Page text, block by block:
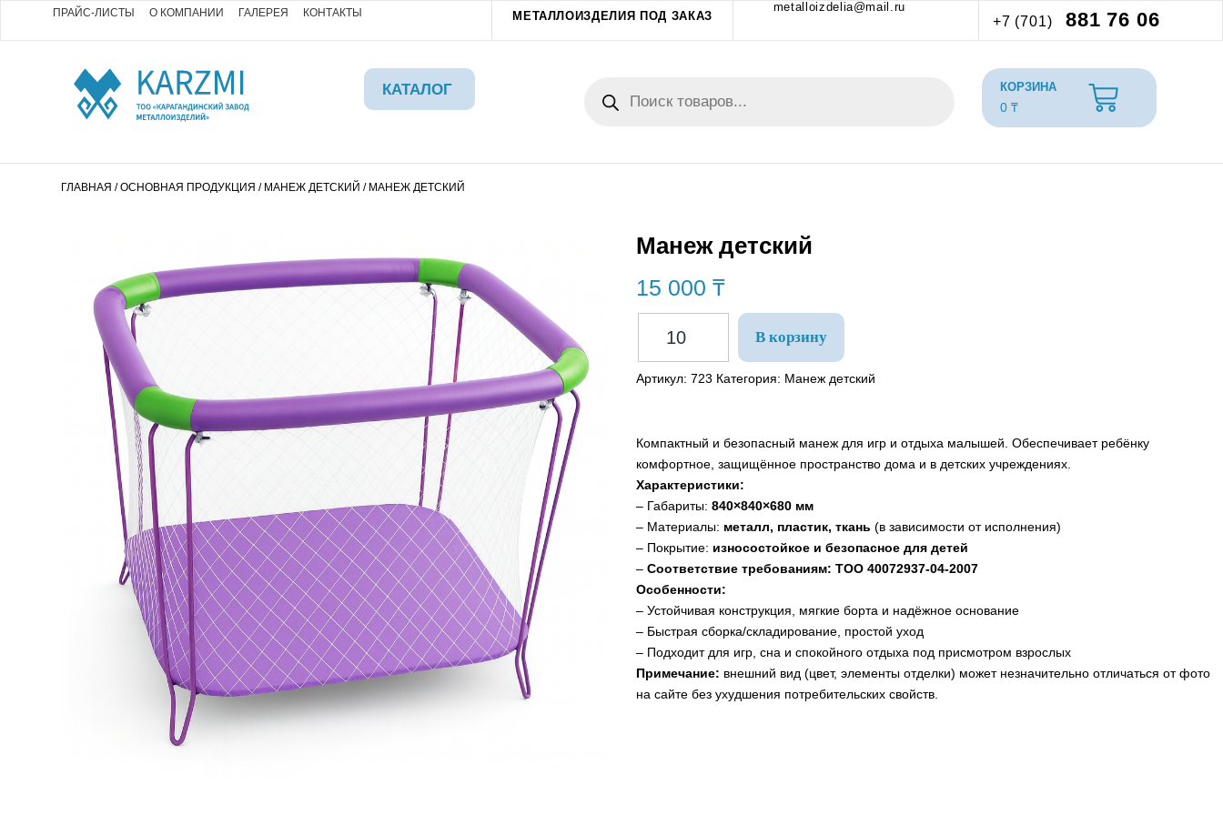
ПРАЙС-ЛИСТЫ О КОМПАНИИ ГАЛЕРЕЯ КОНТАКТЫ МЕТАЛЛОИЗДЕЛИЯ ПОД ЗАКАЗ
metalloizdelia@mail.ru
+7 (701) 881 76 06
КАТАЛОГ
0₸
ГЛАВНАЯ /ОСНОВНАЯ ПРОДУКЦИЯ / МАНЕЖ ДЕТСКИЙ / МАНЕЖ ДЕТСКИЙ
Манеж детский
15 000 ₸
В корзину
Артикул: 723 Категория: Манеж детский
Компактный и безопасный манеж для игр и отдыха малышей. Обеспечивает ребёнку
комфортное, защищённое пространство дома и в детских учреждениях.
Характеристики:
– Габариты: 840×840×680 мм
– Материалы: металл, пластик, ткань (в зависимости от исполнения)
– Покрытие: износостойкое и безопасное для детей
– Соответствие требованиям: ТОО 40072937-04-2007
Особенности:
– Устойчивая конструкция, мягкие борта и надёжное основание
– Быстрая сборка/складирование, простой уход
– Подходит для игр, сна и спокойного отдыха под присмотром взрослых
Примечание: внешний вид (цвет, элементы отделки) может незначительно отличаться от фото
на сайте без ухудшения потребительских свойств.